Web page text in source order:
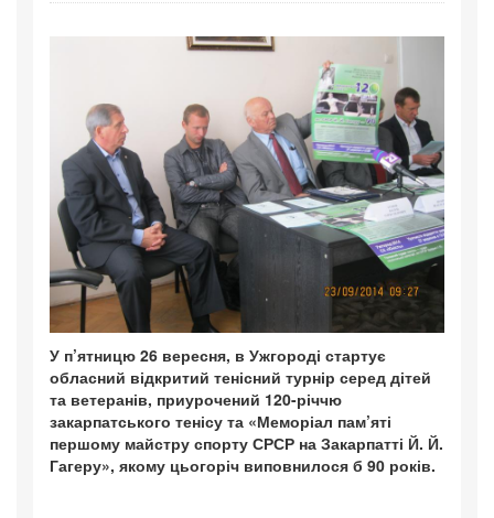
У п’ятницю 26 вересня, в Ужгороді стартує
обласний відкритий тенісний турнір серед дітей
та ветеранів, приурочений 120-річчю
закарпатського тенісу та «Меморіал пам’яті
першому майстру спорту СРСР на Закарпатті Й. Й.
Гагеру», якому цьогоріч виповнилося б 90 років.